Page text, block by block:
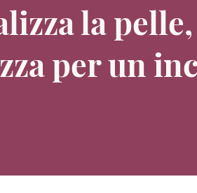
la
per un